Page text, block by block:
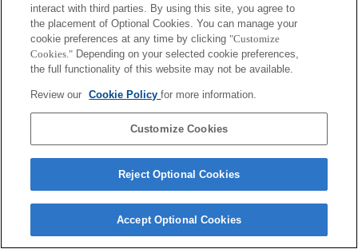
(orig. : La fonction de mise au point automatique [AF-S (AF simple)] peut être
utilisée.* En cas d'installation d'un objectif à monture A, la mise au point automatique
s'avère plus lente qu'avec un objectif à monture E. Comptez entre 2 et 7 secondes
pour effectuer cette opération (sur base de l'étalon de mesure appliqué par Sony). La
durée peut varier en fonction du sujet photographié et de la luminosité de
l'environnement de prise de vue.* La mise au point automatique ne fonctionne pas
Copyright 2026 Sony Corporation
interact with third parties. By using this site, you agree to
the placement of Optional Cookies. You can manage your
cookie preferences at any time by clicking "Customize
Cookies." Depending on your selected cookie preferences,
the full functionality of this website may not be available.
Review our Cookie Policyfor more information.
Customize Cookies
Reject Optional Cookies
Accept Optional Cookies